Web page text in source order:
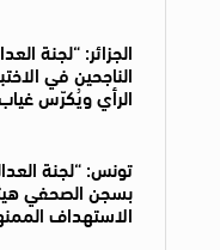
الجزائر: “لجنة
الناجحين في
الرأي ويُكرّس
تونس: “لجنة
بسجن الصحفي
الاستهداف